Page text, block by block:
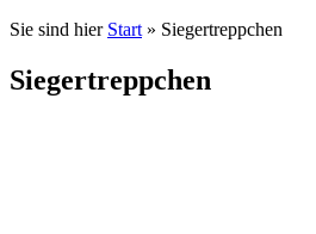
Sie sind hier Start » Siegertreppchen
Siegertreppchen